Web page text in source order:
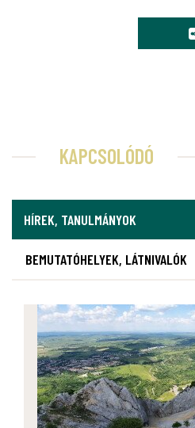
KAPCSOLÓDÓ
HÍREK, TANULMÁNYOK
BEMUTATÓHELYEK, LÁTNIVALÓK